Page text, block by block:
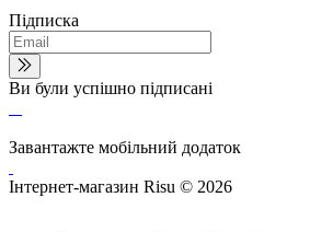
Підписка
Ви були успішно підписані
Завантажте мобільний додаток
Інтернет-магазин Risu © 2026